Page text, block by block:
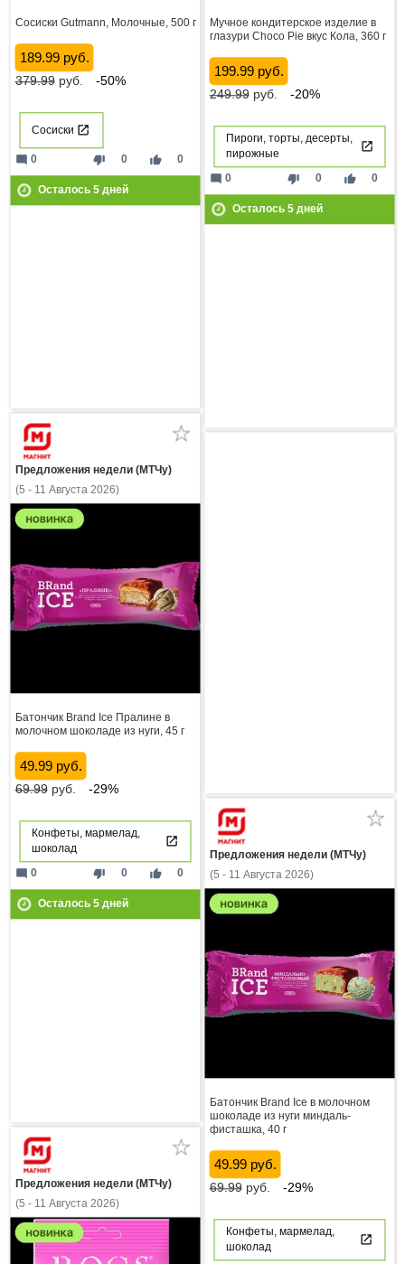
Сосиски Gutmann, Молочные, 500 г
189.99 руб.
379.99руб. -50%
Сосиски
thumb_down 0 thumb_up 0
mode_comment 0
Осталось 5дней
Мучное кондитерское изделие в
глазури Choco Pie вкус Кола, 360 г
199.99 руб.
249.99руб. -20%
Пироги, торты, десерты,
пирожные
thumb_down 0 thumb_up 0
mode_comment 0
Осталось 5дней
Предложения недели (МТЧу)
(5 - 11 Августа 2026)
Батончик Brand Ice Пралине в
молочном шоколаде из нуги, 45 г
49.99 руб.
69.99руб. -29%
Конфеты, мармелад,
шоколад
thumb_down 0 thumb_up 0
mode_comment 0
Осталось 5дней
Предложения недели (МТЧу)
(5 - 11 Августа 2026)
Батончик Brand Ice в молочном
шоколаде из нуги миндаль-
фисташка, 40 г
49.99 руб.
69.99руб. -29%
Конфеты, мармелад,
шоколад
Предложения недели (МТЧу)
(5 - 11 Августа 2026)